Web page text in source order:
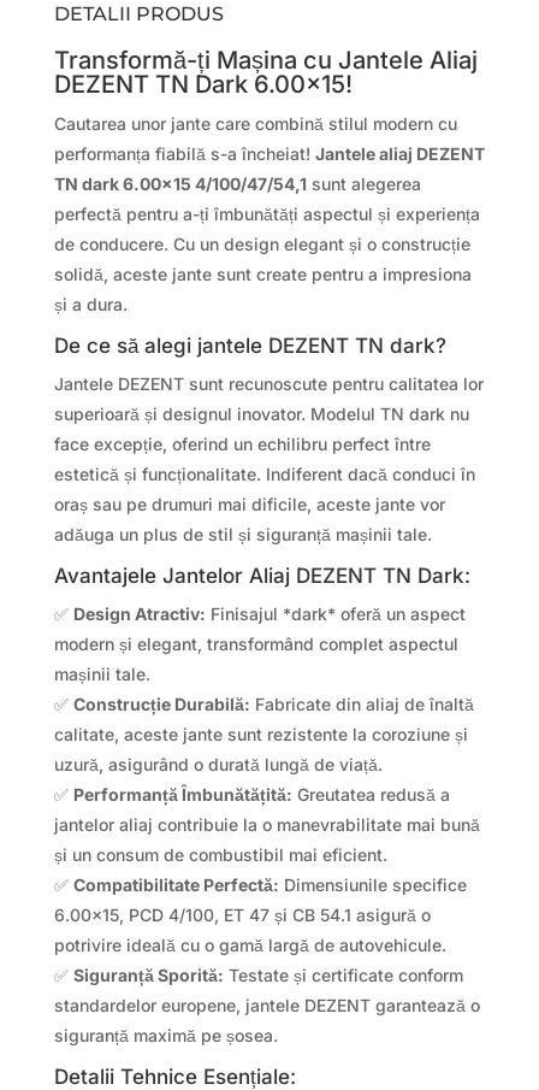
DETALII PRODUS
Transformă-ți Mașina cu Jantele Aliaj
DEZENT TN Dark 6.00×15!
Cautarea unor jante care combină stilul modern cu
performanța fiabilă s-a încheiat! Jantele aliaj DEZENT
TN dark 6.00×15 4/100/47/54,1 sunt alegerea
perfectă pentru a-ți îmbunătăți aspectul și experiența
de conducere. Cu un design elegant și o construcție
solidă, aceste jante sunt create pentru a impresiona
și a dura.
De ce să alegi jantele DEZENT TN dark?
Jantele DEZENT sunt recunoscute pentru calitatea lor
superioară și designul inovator. Modelul TN dark nu
face excepție, oferind un echilibru perfect între
estetică și funcționalitate. Indiferent dacă conduci în
oraș sau pe drumuri mai dificile, aceste jante vor
adăuga un plus de stil și siguranță mașinii tale.
Avantajele Jantelor Aliaj DEZENT TN Dark:
✅ Design Atractiv: Finisajul *dark* oferă un aspect
modern și elegant, transformând complet aspectul
mașinii tale.
✅ Construcție Durabilă: Fabricate din aliaj de înaltă
calitate, aceste jante sunt rezistente la coroziune și
uzură, asigurând o durată lungă de viață.
✅ Performanță Îmbunătățită: Greutatea redusă a
jantelor aliaj contribuie la o manevrabilitate mai bună
și un consum de combustibil mai eficient.
✅ Compatibilitate Perfectă: Dimensiunile specifice
6.00×15, PCD 4/100, ET 47 și CB 54.1 asigură o
potrivire ideală cu o gamă largă de autovehicule.
✅ Siguranță Sporită: Testate și certificate conform
standardelor europene, jantele DEZENT garantează o
siguranță maximă pe șosea.
Detalii Tehnice Esențiale: